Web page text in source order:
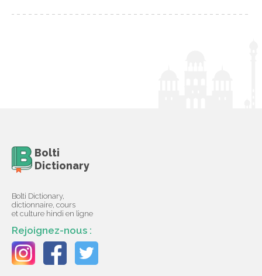
Bolti
Dictionary
Bolti Dictionary,
dictionnaire, cours
et culture hindi en ligne
Rejoignez-nous :